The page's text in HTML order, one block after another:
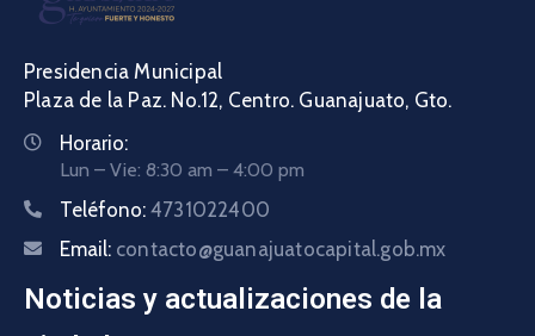
Presidencia Municipal
Plaza de la Paz. No.12, Centro. Guanajuato, Gto.
Horario:
Lun – Vie: 8:30 am – 4:00 pm
Teléfono: 4731022400
Email: contacto@guanajuatocapital.gob.mx
Noticias y actualizaciones de la